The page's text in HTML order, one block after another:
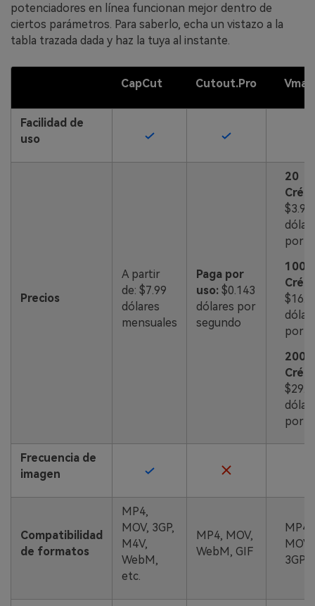
potenciadores en línea funcionan mejor dentro de
ciertos parámetros. Para saberlo, echa un vistazo a la
tabla trazada dada y haz la tuya al instante.
CapCut Cutout.Pro
Facilidad de
uso
Precios
A partir
de: $7.99
dólares
mensuales
Paga por
uso: $0.143
dólares por
segundo
20
$3.99
por
100
por
200
por
Frecuencia de
imagen
Compatibilidad
de formatos
MP4,
MOV, 3GP,
M4V,
WebM,
etc.
MP4, MOV,
WebM, GIF
MP4,
MOV,
3GP,